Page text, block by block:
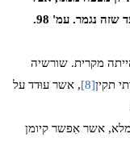
נגמר. עמ' 98.
מקרית. שורשיה
תקין[8], אשר עוּדד על
אשר אִפשר קיומן